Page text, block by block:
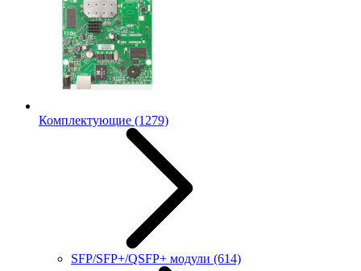
Комплектующие (1279)
SFP/SFP+/QSFP+ модули (614)